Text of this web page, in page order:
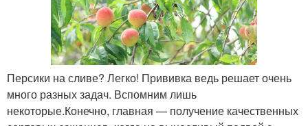
Персики на сливе? Легко! Прививка ведь решает очень
много разных задач. Вспомним лишь
некоторые.Конечно, главная — получение качественных